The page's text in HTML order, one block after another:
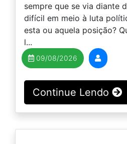
sempre que se via diante
difícil em meio à luta
esta ou aquela posição?
l...
09/08/2026
Continue Lendo